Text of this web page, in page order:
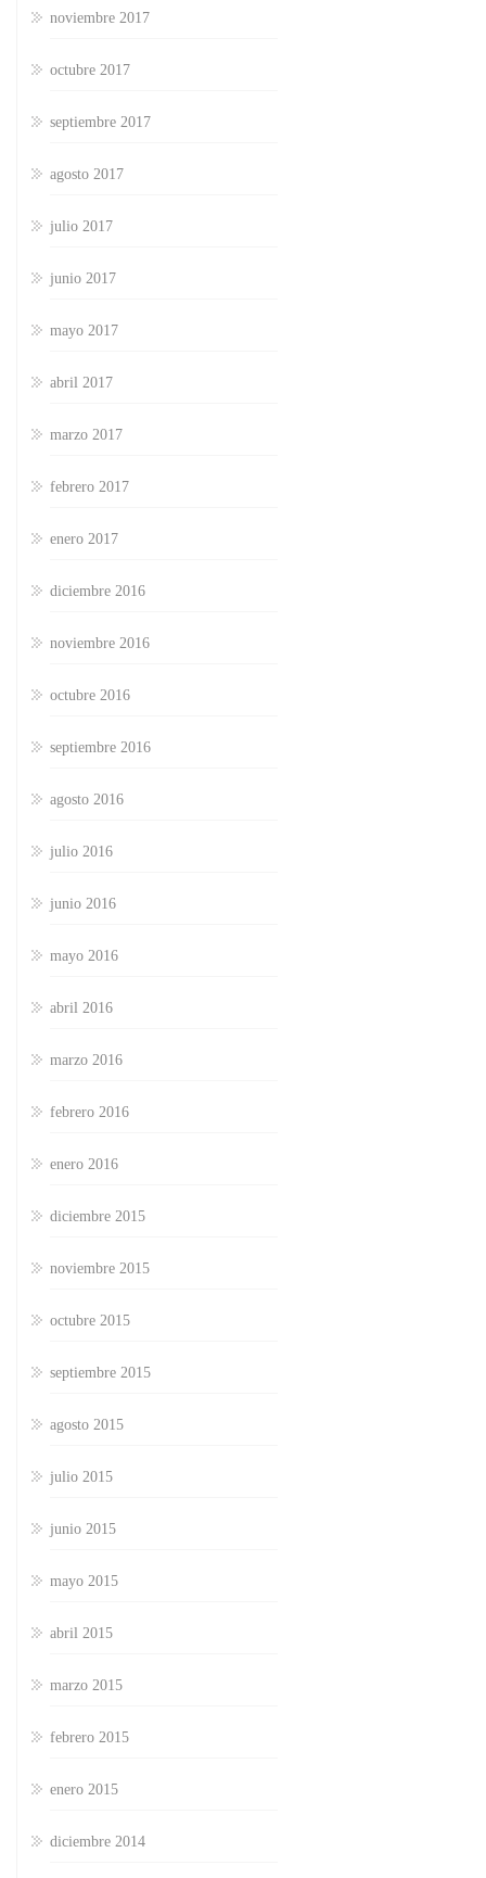
noviembre 2017
octubre 2017
septiembre 2017
agosto 2017
julio 2017
junio 2017
mayo 2017
abril 2017
marzo 2017
febrero 2017
enero 2017
diciembre 2016
noviembre 2016
octubre 2016
septiembre 2016
agosto 2016
julio 2016
junio 2016
mayo 2016
abril 2016
marzo 2016
febrero 2016
enero 2016
diciembre 2015
noviembre 2015
octubre 2015
septiembre 2015
agosto 2015
julio 2015
junio 2015
mayo 2015
abril 2015
marzo 2015
febrero 2015
enero 2015
diciembre 2014